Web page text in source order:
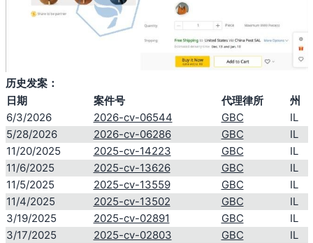
历史发案：
日期
案件号 代理律所
州
6/3/2026
2026-cv-06544 GBC
IL
5/28/2026
2026-cv-06286 GBC
IL
11/20/2025
2025-cv-14223 GBC
IL
11/6/2025
2025-cv-13626 GBC
IL
11/5/2025
2025-cv-13559 GBC
IL
11/4/2025
2025-cv-13502 GBC
IL
3/19/2025
2025-cv-02891 GBC
IL
3/17/2025
2025-cv-02803 GBC
IL